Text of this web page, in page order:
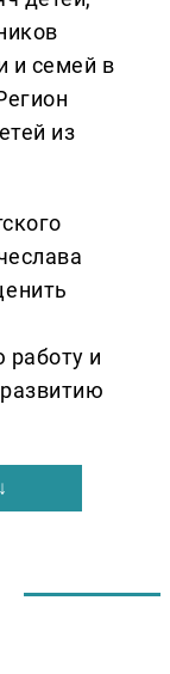
и семей в
из
работу и